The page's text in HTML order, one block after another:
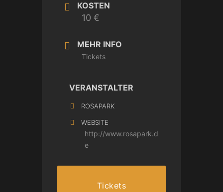
KOSTEN
10 €
MEHR INFO
Tickets
VERANSTALTER
ROSAPARK
WEBSITE
http://www.rosapark.d
e
Tickets